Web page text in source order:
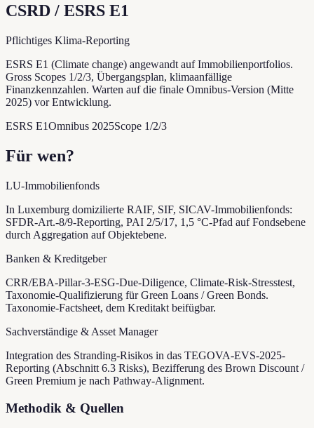
CSRD / ESRS E1
Pflichtiges Klima-Reporting
ESRS E1 (Climate change) angewandt auf Immobilienportfolios.
Gross Scopes 1/2/3, Übergangsplan, klimaanfällige
Finanzkennzahlen. Warten auf die finale Omnibus-Version (Mitte
2025) vor Entwicklung.
ESRS E1Omnibus 2025Scope 1/2/3
Für wen?
LU-Immobilienfonds
In Luxemburg domizilierte RAIF, SIF, SICAV-Immobilienfonds:
SFDR-Art.-8/9-Reporting, PAI 2/5/17, 1,5 °C-Pfad auf Fondsebene
durch Aggregation auf Objektebene.
Banken & Kreditgeber
CRR/EBA-Pillar-3-ESG-Due-Diligence, Climate-Risk-Stresstest,
Taxonomie-Qualifizierung für Green Loans / Green Bonds.
Taxonomie-Factsheet, dem Kreditakt beifügbar.
Sachverständige & Asset Manager
Integration des Stranding-Risikos in das TEGOVA-EVS-2025-
Reporting (Abschnitt 6.3 Risks), Bezifferung des Brown Discount /
Green Premium je nach Pathway-Alignment.
Methodik & Quellen